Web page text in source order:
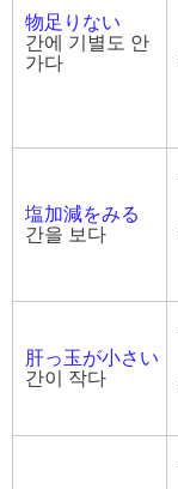
物足りない
간에 기별도 안
가다
塩加減をみる
간을 보다
肝っ玉が小さい
간이 작다